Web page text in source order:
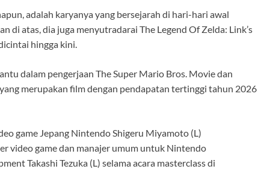
adalah karyanya yang bersejarah di hari-hari awal
di atas, dia juga menyutradarai The Legend Of Zelda: Link’s
hingga kini.
dalam pengerjaan The Super Mario Bros. Movie dan
merupakan film dengan pendapatan tertinggi tahun 2026